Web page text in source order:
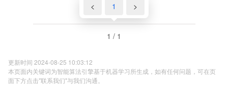
< 1 >
1 / 1
更新时间 2024-08-25 10:03:12
本页面内关键词为智能算法引擎基于机器学习所生成，如有任何问题，可在页
面下方点击"联系我们"与我们沟通。